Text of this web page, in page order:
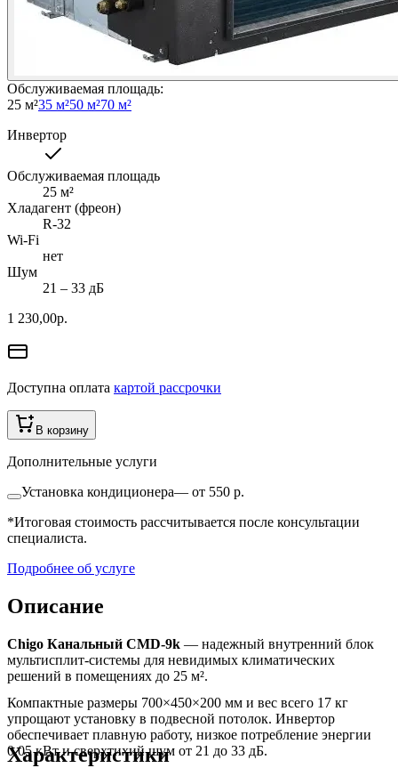
Обслуживаемая площадь:
25 м²35 м²50 м²70 м²
Инвертор
Обслуживаемая площадь
25 м²
Хладагент (фреон)
R-32
Wi-Fi
нет
Шум
21 ‒ 33 дБ
1 230,00р.
Доступна оплата картой рассрочки
В корзину
Дополнительные услуги
Установка кондиционера— от 550 р.
*Итоговая стоимость рассчитывается после консультации
специалиста.
Подробнее об услуге
Описание
Chigo Канальный CMD-9k — надежный внутренний блок
мультисплит-системы для невидимых климатических
решений в помещениях до 25 м².
Компактные размеры 700×450×200 мм и вес всего 17 кг
упрощают установку в подвесной потолок. Инвертор
обеспечивает плавную работу, низкое потребление энергии
0.05 кВт и сверхтихий шум от 21 до 33 дБ.
Характеристики